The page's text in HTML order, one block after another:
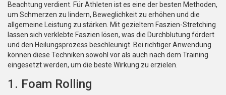
Beachtung verdient. Für Athleten ist es eine der besten Methoden,
um Schmerzen zu lindern, Beweglichkeit zu erhöhen und die
allgemeine Leistung zu stärken. Mit gezieltem Faszien-Stretching
lassen sich verklebte Faszien lösen, was die Durchblutung fördert
und den Heilungsprozess beschleunigt. Bei richtiger Anwendung
können diese Techniken sowohl vor als auch nach dem Training
eingesetzt werden, um die beste Wirkung zu erzielen.
1. Foam Rolling